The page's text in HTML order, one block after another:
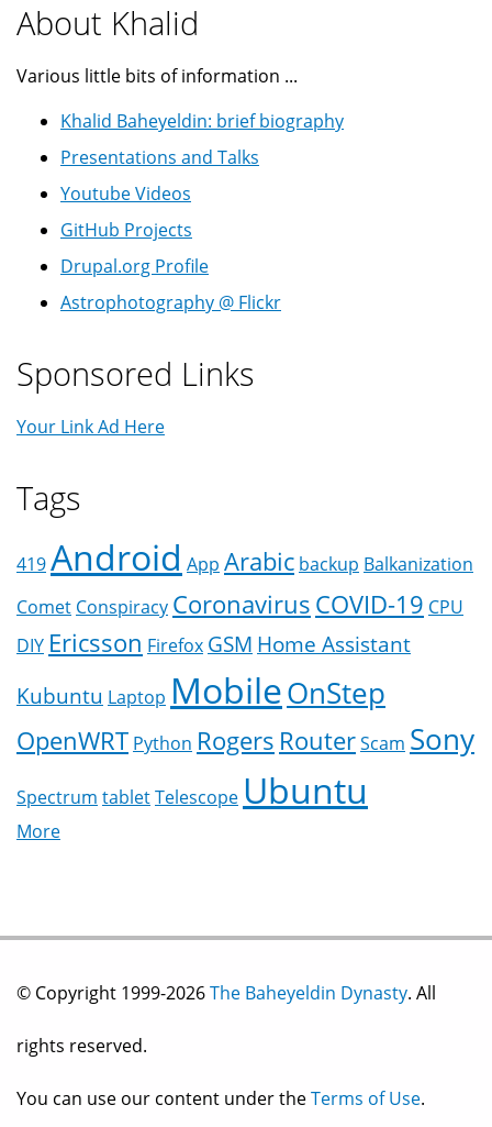
About Khalid
Various little bits of information ...
Khalid Baheyeldin: brief biography
Presentations and Talks
Youtube Videos
GitHub Projects
Drupal.org Profile
Astrophotography @ Flickr
Sponsored Links
Your Link Ad Here
Tags
419Android App Arabic backup Balkanization
Comet Conspiracy CoronavirusCOVID-19 CPU
DIY Ericsson Firefox GSM Home Assistant
Kubuntu Laptop MobileOnStep
OpenWRT Python Rogers RouterScam Sony
Spectrum tabletTelescope Ubuntu
More
© Copyright 1999-2026The Baheyeldin Dynasty. All
rights reserved.
You can use our content under theTerms of Use.